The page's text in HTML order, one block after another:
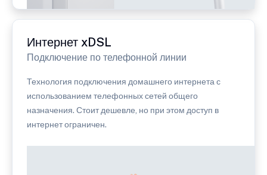
Интернет xDSL
Подключение по телефонной линии
Технология подключения домашнего интернета с
использованием телефонных сетей общего
назначения. Стоит дешевле, но при этом доступ в
интернет ограничен.